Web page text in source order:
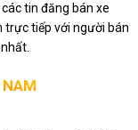
tin đăng bán xe
trực tiếp với người bán
NAM